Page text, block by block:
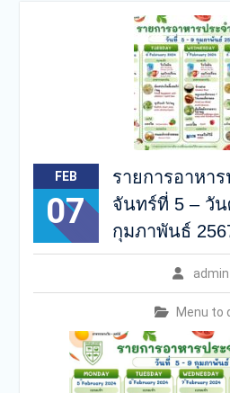
FEB
07
รายการอาหา
จันทร์ที่ 5 – วั
กุมภาพันธ์
admin
Menu to